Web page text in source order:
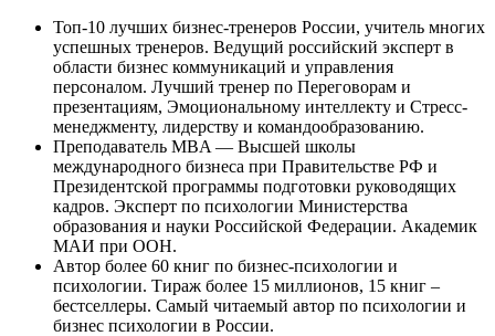
Топ-10 лучших бизнес-тренеров России, учитель многих
успешных тренеров. Ведущий российский эксперт в
области бизнес коммуникаций и управления
персоналом. Лучший тренер по Переговорам и
презентациям, Эмоциональному интеллекту и Стресс-
менеджменту, лидерству и командообразованию.
Преподаватель MBA — Высшей школы
международного бизнеса при Правительстве РФ и
Президентской программы подготовки руководящих
кадров. Эксперт по психологии Министерства
образования и науки Российской Федерации. Академик
МАИ при ООН.
Автор более 60 книг по бизнес-психологии и
психологии. Тираж более 15 миллионов, 15 книг –
бестселлеры. Самый читаемый автор по психологии и
бизнес психологии в России.